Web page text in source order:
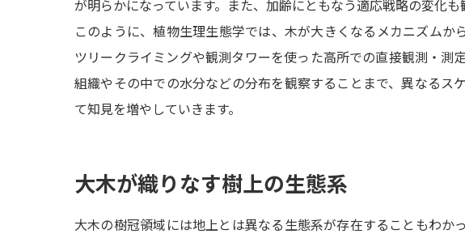
が明らかになっています。また、加齢にともなう適応戦略の変化も
このように、植物生理生態学では、木が大きくなるメカニズムか
ツリークライミングや観測タワーを使った高所での直接観測・測
組織やその中での水分などの分布を観察することまで、異なるス
て知見を増やしていきます。
大木が織りなす樹上の生態系
大木の樹冠領域には地上とは異なる生態系が存在することもわか